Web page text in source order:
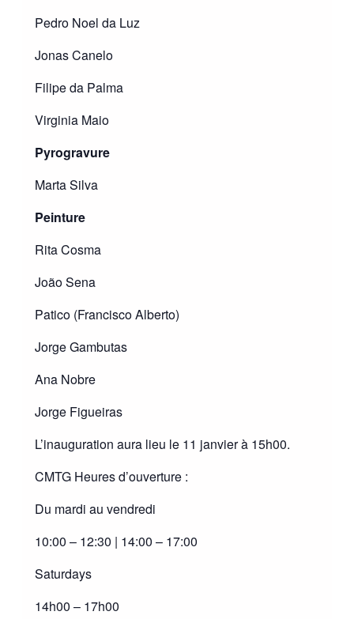
Pedro Noel da Luz
Jonas Canelo
Filipe da Palma
Virginia Maio
Pyrogravure
Marta Silva
Peinture
Rita Cosma
João Sena
Patico (Francisco Alberto)
Jorge Gambutas
Ana Nobre
Jorge Figueiras
L’inauguration aura lieu le 11 janvier à 15h00.
CMTG Heures d’ouverture :
Du mardi au vendredi
10:00 – 12:30 | 14:00 – 17:00
Saturdays
14h00 – 17h00